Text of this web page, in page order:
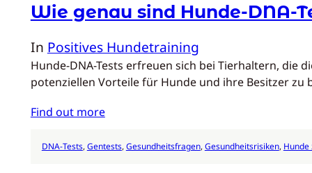
Wie genau sind Hunde-DNA-
In Positives Hundetraining
Hunde-DNA-Tests erfreuen sich bei Tierhaltern, die
potenziellen Vorteile für Hunde und ihre Besitzer zu
Find out more
DNA-Tests, Gentests, Gesundheitsfragen, Gesundheitsrisiken, Hunde